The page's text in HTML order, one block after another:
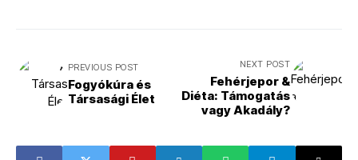
PREVIOUS POST
Fogyókúra és
Társasági Élet
NEXT POST
Fehérjepor &
Diéta: Támogatás
vagy Akadály?